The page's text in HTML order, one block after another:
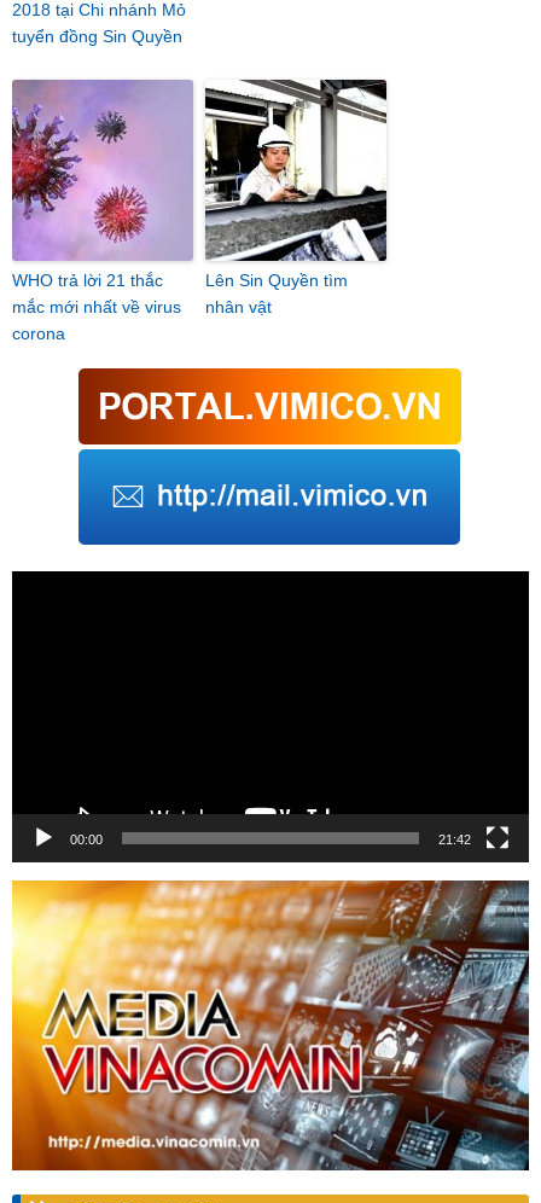
2018 tại Chi nhánh Mỏ
tuyển đồng Sin Quyền
WHO trả lời 21 thắc
mắc mới nhất về virus
corona
Lên Sin Quyền tìm
nhân vật
00:00 21:42